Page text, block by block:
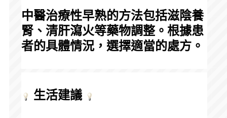
中醫治療性早熟的方法包括滋陰養
腎、清肝瀉火等藥物調整。根據患
者的具體情況，選擇適當的處方。
生活建議